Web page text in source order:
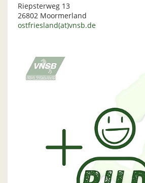
Riepsterweg 13
26802 Moormerland
ostfriesland(at)vnsb.de